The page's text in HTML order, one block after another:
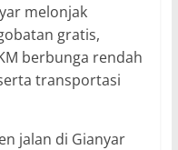
melonjak
gratis,
berbunga rendah
transportasi
jalan di Gianyar